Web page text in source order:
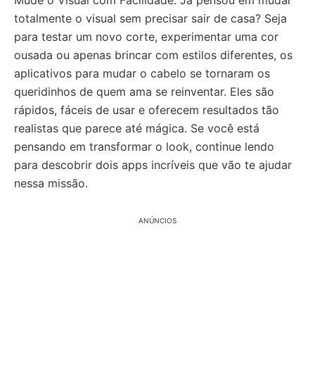
totalmente o visual sem precisar sair de casa? Seja
para testar um novo corte, experimentar uma cor
ousada ou apenas brincar com estilos diferentes, os
aplicativos para mudar o cabelo se tornaram os
queridinhos de quem ama se reinventar. Eles são
rápidos, fáceis de usar e oferecem resultados tão
realistas que parece até mágica. Se você está
pensando em transformar o look, continue lendo
para descobrir dois apps incríveis que vão te ajudar
nessa missão.
ANÚNCIOS